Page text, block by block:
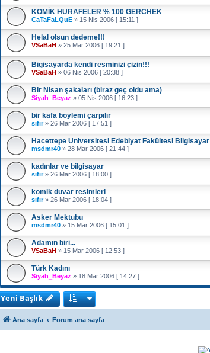
KOMİK HURAFELER % 100 GERCHEK
CaTaFaLQuE » 15 Nis 2006 [ 15:11 ]
Helal olsun dedeme!!!
VSaBaH » 25 Mar 2006 [ 19:21 ]
Bigisayarda kendi resminizi çizin!!!
VSaBaH » 06 Nis 2006 [ 20:38 ]
Bir Nisan şakaları (biraz geç oldu ama)
Siyah_Beyaz » 05 Nis 2006 [ 16:23 ]
bir kafa böylemi çarpılır
sıfır» 26 Mar 2006 [ 17:51 ]
Hacettepe Üniversitesi Edebiyat Fakültesi
msdmr40 » 28 Mar 2006 [ 21:44 ]
kadınlar ve bilgisayar
sıfır» 26 Mar 2006 [ 18:00 ]
komik duvar resimleri
sıfır» 26 Mar 2006 [ 18:04 ]
Asker Mektubu
msdmr40 » 15 Mar 2006 [ 15:01 ]
Adamın biri...
VSaBaH » 15 Mar 2006 [ 12:53 ]
Türk Kadını
Siyah_Beyaz » 18 Mar 2006 [ 14:27 ]
Yeni Başlık
Ana sayfa Forum ana sayfa